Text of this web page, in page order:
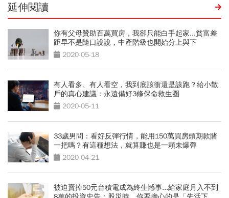
延伸閱讀
你有父母贊助百萬買房，我卻只能白手起家...貧富差
距早不是隨口說說，中產階級也開始分上與下
2020-05-18
有人看多、有人看空，我到底該衝還是該跑？給小散
戶的真心建議：永遠備好3條保命救生圈
2020-05-11
33歲男問：看好反彈行情，能用150萬買房頭期款賭
一把嗎？有這種想法，就算賺也是一顆未爆彈
2020-04-21
被迫賣掉50元台積電成為終生憾事...給家庭月入不到